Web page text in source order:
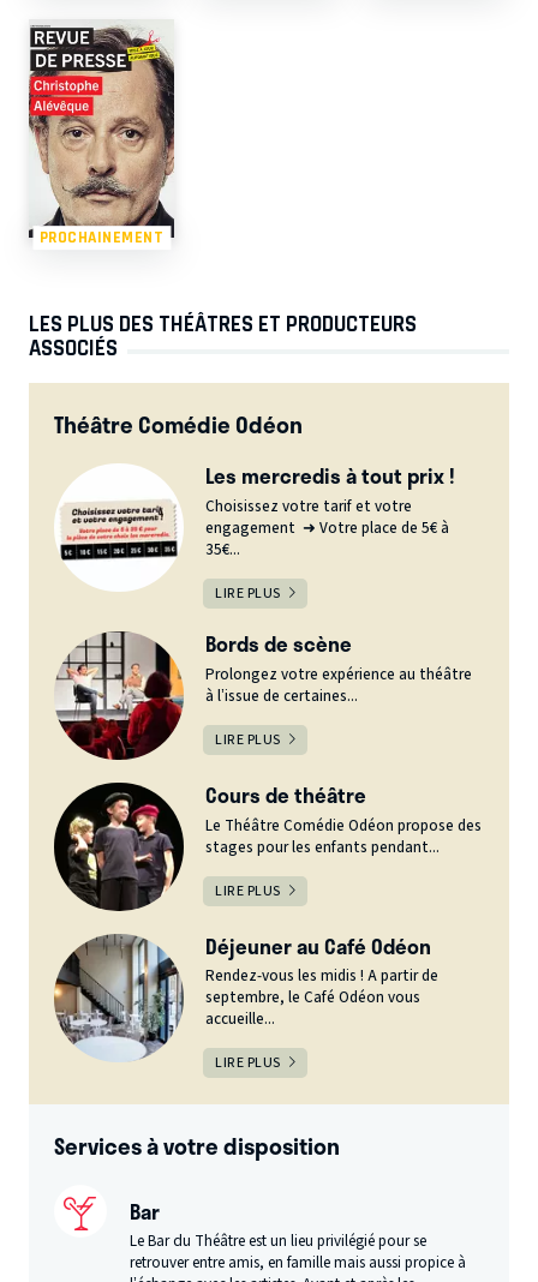
PROCHAINEMENT
LES PLUS DES THÉÂTRES ET PRODUCTEURS
ASSOCIÉS
Théâtre Comédie Odéon
Les mercredis à tout prix !
Choisissez votre tarif et votre
engagement ➜ Votre place de 5€ à
35€...
LIRE PLUS
Bords de scène
Prolongez votre expérience au théâtre
à l’issue de certaines...
LIRE PLUS
Cours de théâtre
Le Théâtre Comédie Odéon propose des
stages pour les enfants pendant...
LIRE PLUS
Déjeuner au Café Odéon
Rendez-vous les midis ! A partir de
septembre, le Café Odéon vous
accueille...
LIRE PLUS
Services à votre disposition
Bar
Le Bar du Théâtre est un lieu privilégié pour se
retrouver entre amis, en famille mais aussi propice à